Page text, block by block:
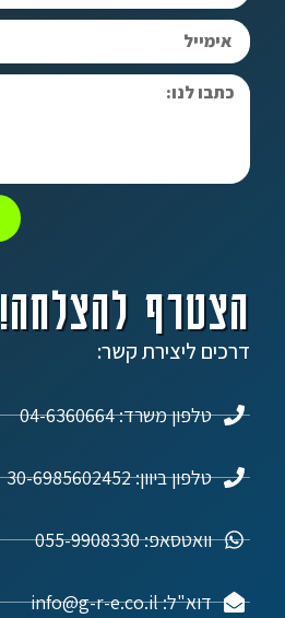
הצטרף להצלחה!
דרכים ליצירת קשר:
טלפון משרד: 04-6360664
טלפון ביוון: 30-6985602452
וואטסאפ: 055-9908330
דוא"ל: info@g-r-e.co.il